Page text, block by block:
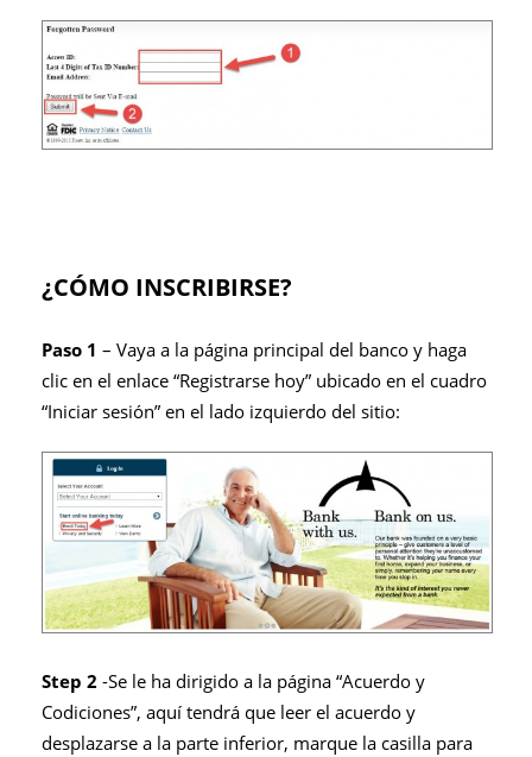
¿CÓMO INSCRIBIRSE?
Paso 1 – Vaya a la página principal del banco y haga
clic en el enlace “Registrarse hoy” ubicado en el cuadro
“Iniciar sesión” en el lado izquierdo del sitio:
Step 2-Se le ha dirigido a la página “Acuerdo y
Codiciones”, aquí tendrá que leer el acuerdo y
desplazarse a la parte inferior, marque la casilla para